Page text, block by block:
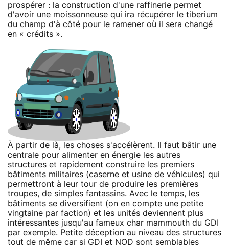
prospérer : la construction d'une raffinerie permet
d'avoir une moissonneuse qui ira récupérer le tiberium
du champ d'à côté pour le ramener où il sera changé
en « crédits ».
À partir de là, les choses s'accélèrent. Il faut bâtir une
centrale pour alimenter en énergie les autres
structures et rapidement construire les premiers
bâtiments militaires (caserne et usine de véhicules) qui
permettront à leur tour de produire les premières
troupes, de simples fantassins. Avec le temps, les
bâtiments se diversifient (on en compte une petite
vingtaine par faction) et les unités deviennent plus
intéressantes jusqu'au fameux char mammouth du GDI
par exemple. Petite déception au niveau des structures
tout de même car si GDI et NOD sont semblables